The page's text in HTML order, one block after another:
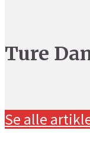
Ture
Se alle